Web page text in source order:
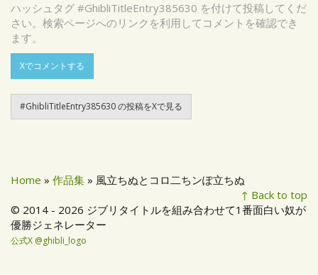
ハッシュタグ #GhibliTitleEntry385630 を付けて投稿してくだ
さい。検索ページへのリンクを利用してコメントを確認でき
ます。
Xでコメントする
#GhibliTitleEntry385630 の投稿をXで見る
Home » 作品集 » 風立ちぬとコロ二ちンぽ立ちぬ
↑ Back to top
© 2014 - 2026 ジブリタイトルを組み合わせて1番面白い奴が
優勝ジェネレーター
公式X @ghibli_logo